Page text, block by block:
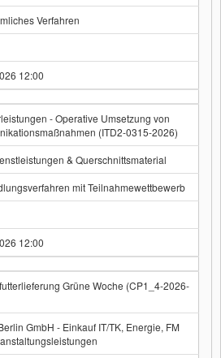
Verfahren
12:00
- Operative Umsetzung von
(ITD2-0315-2026)
& Querschnittsmaterial
mit Teilnahmewettbewerb
12:00
Grüne Woche (CP1_4-2026-
GmbH - Einkauf IT/TK, Energie, FM